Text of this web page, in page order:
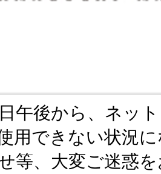
午後から、ネッ
用できない状況
等、大変ご迷惑